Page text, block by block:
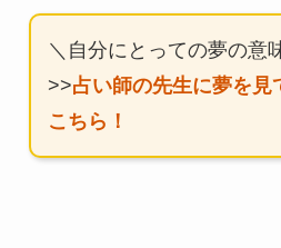
＼自分にとっての夢の意
>>占い師の先生に夢を見
こちら！